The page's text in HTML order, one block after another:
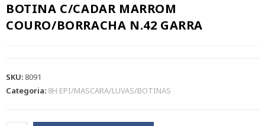
BOTINA C/CADAR MARROM
COURO/BORRACHA N.42 GARRA
SKU: 8091
Categoria: 8H EPI/MASCARA/LUVAS/BOTINAS